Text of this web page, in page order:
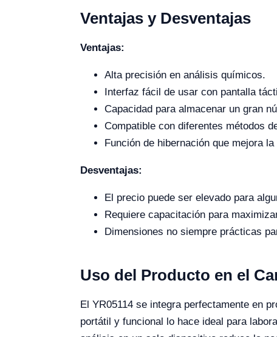
Ventajas y Desventajas
Ventajas:
Alta precisión en análisis químicos.
Interfaz fácil de usar con pantalla
Capacidad para almacenar un gran
Compatible con diferentes métodos
Función de hibernación que mejora
Desventajas:
El precio puede ser elevado para
Requiere capacitación para
Dimensiones no siempre prácticas
Uso del Producto en el
El YR05114 se integra perfectamente en
portátil y funcional lo hace ideal para